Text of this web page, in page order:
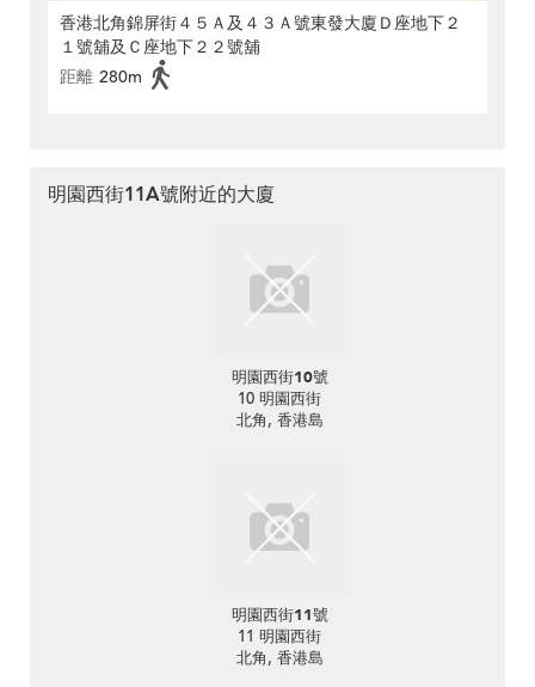
香港北角錦屏街４５Ａ及４３Ａ號東發大廈Ｄ座地下２
１號舖及Ｃ座地下２２號舖
距離 280m
明園西街11A號附近的大廈
明園西街10號
10 明園西街
北角, 香港島
明園西街11號
11 明園西街
北角, 香港島